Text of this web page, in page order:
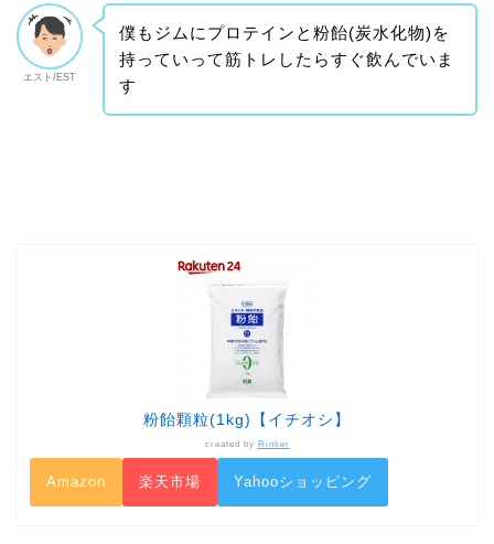
エスト/EST
僕もジムにプロテインと粉飴(炭水化物)を
持っていって筋トレしたらすぐ飲んでいま
す
粉飴顆粒(1kg)【イチオシ】
created by Rinker
Amazon 楽天市場 Yahooショッピング